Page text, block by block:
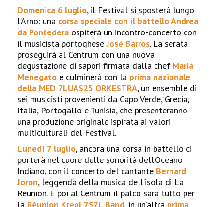
Domenica 6 luglio, il Festival si sposterà lungo
l’Arno: una corsa speciale con il battello Andrea
da Pontedera ospiterà un incontro-concerto con
il musicista portogheseJosé Barros. La serata
proseguirà al Centrum con una nuova
degustazione di sapori firmata dalla chef Maria
Menegato e culminerà con la prima nazionale
della MED 7LUAS25 ORKESTRA, un ensemble di
sei musicisti provenienti da Capo Verde, Grecia,
Italia, Portogallo e Tunisia, che presenteranno
una produzione originale ispirata ai valori
multiculturali del Festival.
Lunedì 7 luglio, ancora una corsa in battello ci
porterà nel cuore delle sonorità dell’Oceano
Indiano, con il concerto del cantante Bernard
Joron, leggenda della musica dell’isola di La
Réunion. E poi al Centrum il palco sarà tutto per
la Réunion Kreol 7S7L Band, in un’altra prima